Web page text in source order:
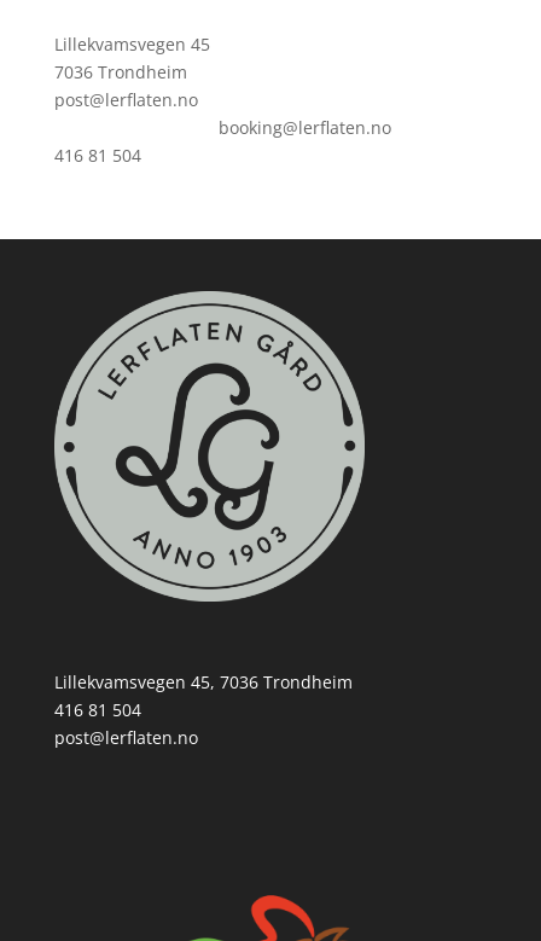
Lillekvamsvegen 45
7036 Trondheim
post@lerflaten.no
booking@lerflaten.no
416 81 504
Lillekvamsvegen 45, 7036 Trondheim
416 81 504
post@lerflaten.no